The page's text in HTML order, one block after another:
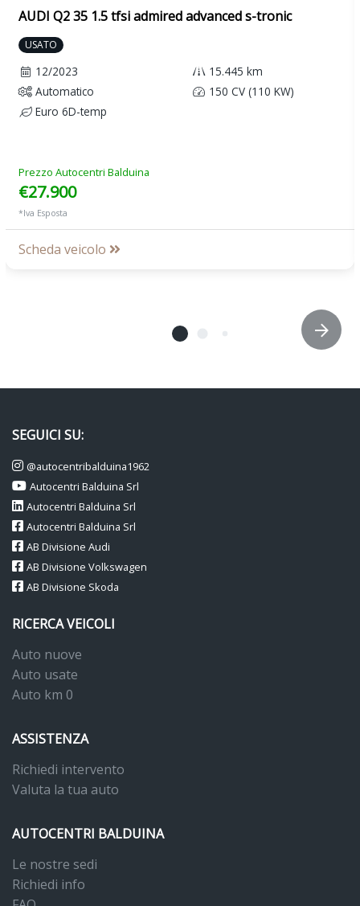
AUDI Q2 35 1.5 tfsi admired advanced s-tronic
USATO
12/2023
15.445 km
Automatico
150 CV (110 KW)
Euro 6D-temp
Prezzo Autocentri Balduina
€27.900
*Iva Esposta
Scheda veicolo
SEGUICI SU:
@autocentribalduina1962
Autocentri Balduina Srl
Autocentri Balduina Srl
Autocentri Balduina Srl
AB Divisione Audi
AB Divisione Volkswagen
AB Divisione Skoda
RICERCA VEICOLI
Auto nuove
Auto usate
Auto km 0
ASSISTENZA
Richiedi intervento
Valuta la tua auto
AUTOCENTRI BALDUINA
Le nostre sedi
Richiedi info